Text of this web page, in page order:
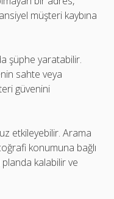
müşteri kaybına
şüphe yaratabilir.
sahte veya
güvenini
etkileyebilir. Arama
konumuna bağlı
kalabilir ve